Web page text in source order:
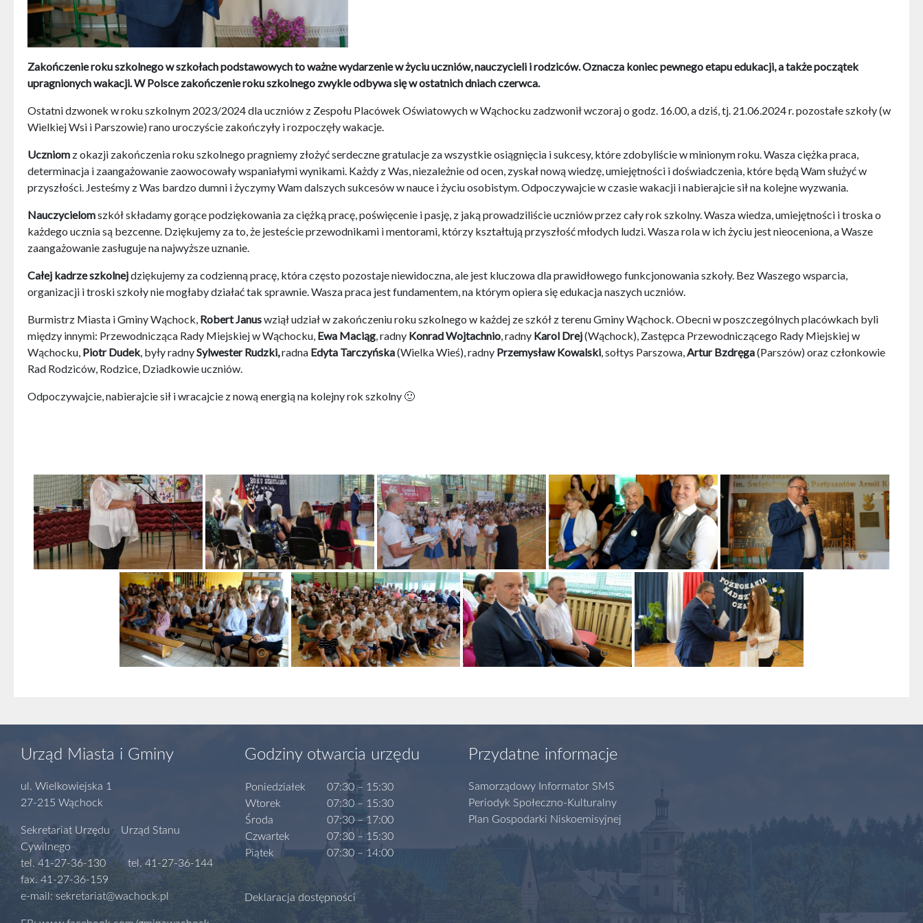
Zakończenie roku szkolnego w szkołach podstawowych to ważne wydarzenie w życiu uczniów, nauczycieli i rodziców. Oznacza koniec pewnego etapu edukacji, a także początek
upragnionych wakacji. W Polsce zakończenie roku szkolnego zwykle odbywa się w ostatnich dniach czerwca.
Ostatni dzwonek w roku szkolnym 2023/2024 dla uczniów z Zespołu Placówek Oświatowych w Wąchocku zadzwonił wczoraj o godz. 16.00, a dziś, tj. 21.06.2024 r. pozostałe szkoły (w
Wielkiej Wsi i Parszowie) rano uroczyście zakończyły i rozpoczęły wakacje.
Uczniom z okazji zakończenia roku szkolnego pragniemy złożyć serdeczne gratulacje za wszystkie osiągnięcia i sukcesy, które zdobyliście w minionym roku. Wasza ciężka praca,
determinacja i zaangażowanie zaowocowały wspaniałymi wynikami. Każdy z Was, niezależnie od ocen, zyskał nową wiedzę, umiejętności i doświadczenia, które będą Wam służyć w
przyszłości. Jesteśmy z Was bardzo dumni i życzymy Wam dalszych sukcesów w nauce i życiu osobistym. Odpoczywajcie w czasie wakacji i nabierajcie sił na kolejne wyzwania.
Nauczycielomszkół składamy gorące podziękowania za ciężką pracę, poświęcenie i pasję, z jaką prowadziliście uczniów przez cały rok szkolny. Wasza wiedza, umiejętności i troska o
każdego ucznia są bezcenne. Dziękujemy za to, że jesteście przewodnikami i mentorami, którzy kształtują przyszłość młodych ludzi. Wasza rola w ich życiu jest nieoceniona, a Wasze
zaangażowanie zasługuje na najwyższe uznanie.
Całej kadrze szkolnejdziękujemy za codzienną pracę, która często pozostaje niewidoczna, ale jest kluczowa dla prawidłowego funkcjonowania szkoły. Bez Waszego wsparcia,
organizacji i troski szkoły nie mogłaby działać tak sprawnie. Wasza praca jest fundamentem, na którym opiera się edukacja naszych uczniów.
Burmistrz Miasta i Gminy Wąchock, Robert Januswziął udział w zakończeniu roku szkolnego w każdej ze szkół z terenu Gminy Wąchock. Obecni w poszczególnych placówkach byli
między innymi: Przewodnicząca Rady Miejskiej w Wąchocku, Ewa Maciąg, radny Konrad Wojtachnio, radny Karol Drej(Wąchock), Zastępca Przewodniczącego Rady Miejskiej w
Wąchocku, Piotr Dudek, były radnySylwester Rudzki,radna Edyta Tarczyńska(Wielka Wieś), radny Przemysław Kowalski, sołtys Parszowa,Artur Bzdręga(Parszów) oraz członkowie
Rad Rodziców, Rodzice, Dziadkowie uczniów.
Odpoczywajcie, nabierajcie sił i wracajcie z nową energią na kolejny rok szkolny 🙂
Urząd Miasta i Gminy
ul. Wielkowiejska 1
27-215 Wąchock
Sekretariat Urzędu Urząd Stanu
Cywilnego
tel. 41-27-36-130 tel. 41-27-36-144
fax. 41-27-36-159
e-mail: sekretariat@wachock.pl
Godziny otwarcia urzędu
Poniedziałek
Wtorek
Środa
Czwartek
Piątek
07:30 – 15:30
07:30 – 15:30
07:30 – 17:00
07:30 – 15:30
07:30 – 14:00
Deklaracja dostępności
Przydatne informacje
Samorządowy Informator SMS
Periodyk Społeczno-Kulturalny
Plan Gospodarki Niskoemisyjnej